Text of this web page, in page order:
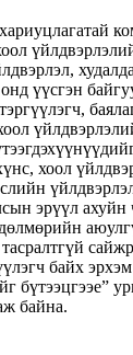
үүсгэн
хоол
эрүүл ахуйн
байх
бүтээцгээе”
байна.